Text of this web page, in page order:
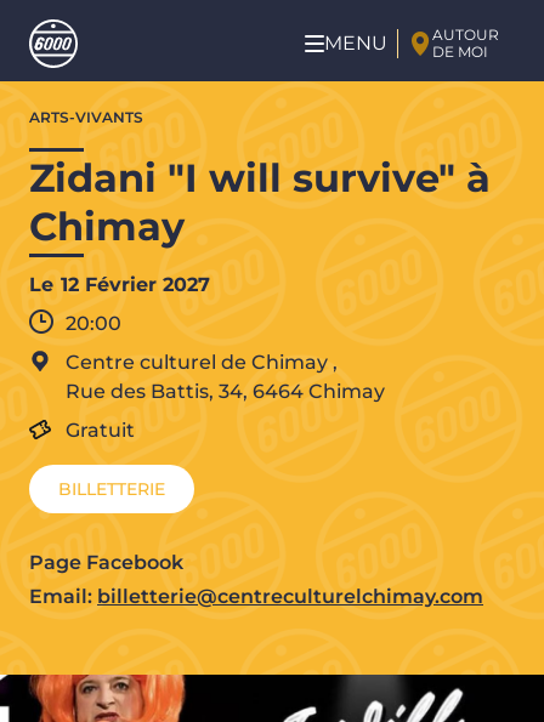
Aller au contenu principal
MENU
AUTOUR
DE MOI
contenu
principal
ARTS-VIVANTS
Zidani "I will survive" à
Chimay
Le 12 Février 2027
20:00
Centre culturel de Chimay ,
Rue des Battis, 34, 6464 Chimay
Gratuit
BILLETTERIE
Page Facebook
Email: billetterie@centreculturelchimay.com